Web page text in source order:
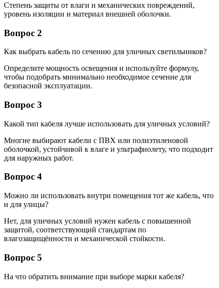
Степень защиты от влаги и механических повреждений,
уровень изоляции и материал внешней оболочки.
Вопрос 2
Как выбрать кабель по сечению для уличных светильников?
Определите мощность освещения и используйте формулу,
чтобы подобрать минимально необходимое сечение для
безопасной эксплуатации.
Вопрос 3
Какой тип кабеля лучше использовать для уличных условий?
Многие выбирают кабели с ПВХ или полиэтиленовой
оболочкой, устойчивой к влаге и ультрафиолету, что подходит
для наружных работ.
Вопрос 4
Можно ли использовать внутри помещения тот же кабель, что
и для улицы?
Нет, для уличных условий нужен кабель с повышенной
защитой, соответствующий стандартам по
влагозащищённости и механической стойкости.
Вопрос 5
На что обратить внимание при выборе марки кабеля?